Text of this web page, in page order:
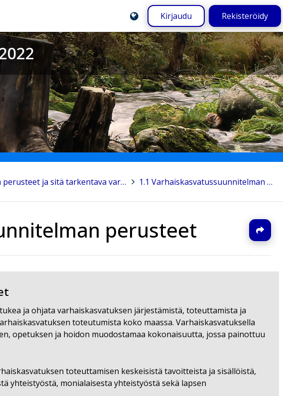
Kirjaudu Rekisteröidy
1. Varhaiskasvatussuunnitelman perusteet ja sitä tarkentava varhaiskasvatuksen suunnittelu > 1.1 Varhaiskasvatussuunnitelman perusteet
perusteet
ja ohjata varhaiskasvatuksen järjestämistä, toteuttamista ja
toteutumista koko maassa. Varhaiskasvatuksella
opetuksen ja hoidon muodostamaa kokonaisuutta, jossa painottuu
toteuttamisen keskeisistä tavoitteista ja sisällöistä,
yhteistyöstä, monialaisesta yhteistyöstä sekä lapsen